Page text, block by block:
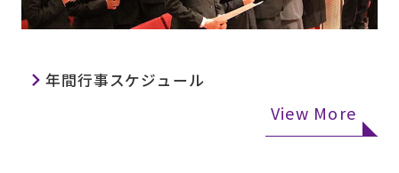
年間行事スケジュール
View More